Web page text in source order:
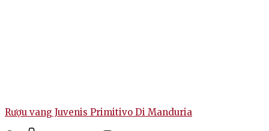
Rượu vang Juvenis Primitivo Di Manduria